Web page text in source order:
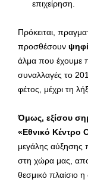
επιχείρηση.
Πρόκειται,
προσθέσουν
άλμα που έχουμε
συναλλαγές το
φέτος, μέχρι τη
Όμως, εξίσου
«Εθνικό Κέντρο
μεγάλης αύξησης
στη χώρα μας,
θεσμικό πλαίσιο